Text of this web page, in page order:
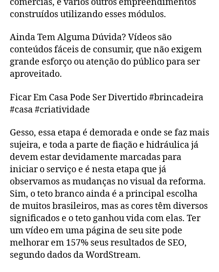
construídos utilizando esses módulos.
Ainda Tem Alguma Dúvida? Vídeos são
conteúdos fáceis de consumir, que não exigem
grande esforço ou atenção do público para ser
aproveitado.
Ficar Em Casa Pode Ser Divertido #brincadeira
#casa #criatividade
Gesso, essa etapa é demorada e onde se faz mais
sujeira, e toda a parte de fiação e hidráulica já
devem estar devidamente marcadas para
iniciar o serviço e é nesta etapa que já
observamos as mudanças no visual da reforma.
Sim, o teto branco ainda é a principal escolha
de muitos brasileiros, mas as cores têm diversos
significados e o teto ganhou vida com elas. Ter
um vídeo em uma página de seu site pode
melhorar em 157% seus resultados de SEO,
segundo dados da WordStream.